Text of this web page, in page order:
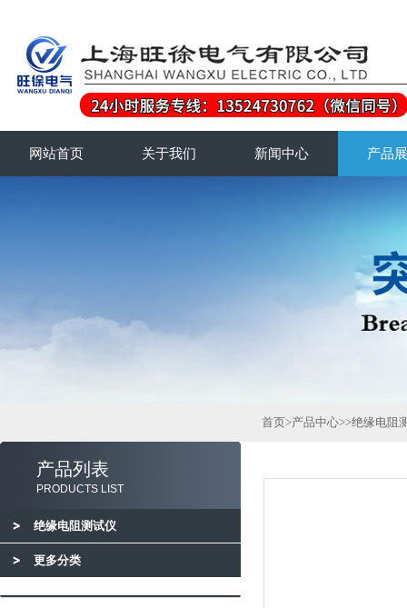
网站首页 关于我们 新闻中心 产品
产品列表
PRODUCTS LIST
绝缘电阻测试仪
更多分类
首页>产品中心>>绝缘电阻